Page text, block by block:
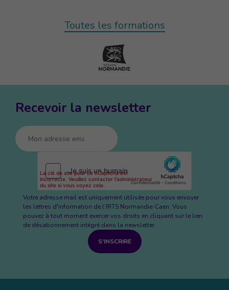
Toutes les formations
Recevoir la newsletter
Votre adresse mail est uniquement utilisée pour vous envoyer
les lettres d'information de l’IRTS Normandie-Caen. Vous
pouvez à tout moment exercer vos droits en cliquant sur le lien
de désabonnement intégré dans la newsletter.
S'INSCRIRE